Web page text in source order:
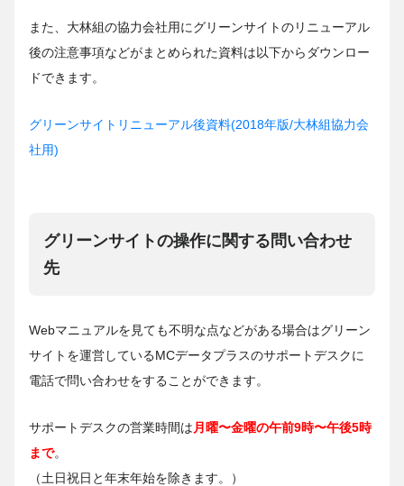
また、大林組の協力会社用にグリーンサイトのリニューアル
後の注意事項などがまとめられた資料は以下からダウンロー
ドできます。
グリーンサイトリニューアル後資料(2018年版/大林組協力会
社用)
グリーンサイトの操作に関する問い合わせ
先
Webマニュアルを見ても不明な点などがある場合はグリーン
サイトを運営しているMCデータプラスのサポートデスクに
電話で問い合わせをすることができます。
サポートデスクの営業時間は 月曜〜金曜の午前9時〜午後5時
まで。
（土日祝日と年末年始を除きます。）